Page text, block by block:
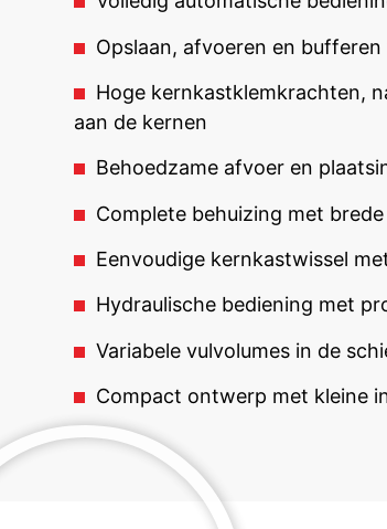
Opslaan, afvoeren en
Hoge kernkastklemkrachten,
aan de kernen
Behoedzame afvoer en
Complete behuizing met
Eenvoudige kernkastwissel
Hydraulische bediening met
Variabele vulvolumes in de
Compact ontwerp met kleine